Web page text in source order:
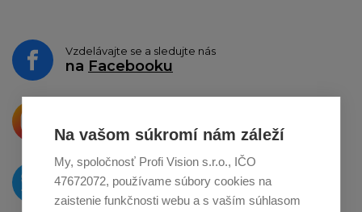
Na vašom súkromí nám záleží
My, spoločnosť Profi Vision s.r.o., IČO
47672072, používame súbory cookies na
zaistenie funkčnosti webu a s vaším súhlasom
Vzdelávajte se a sledujte nás
na Facebooku
o zdieľanie naInstagrame
O novinkách píšeme
naTwitteri